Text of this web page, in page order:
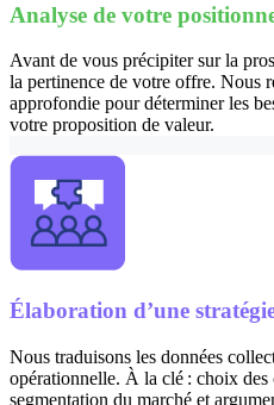
Analyse de votre
Avant de vous précipiter sur la
la pertinence de votre offre. Nous
approfondie pour déterminer les
votre proposition de valeur.
Élaboration d’une
Nous traduisons les données
opérationnelle. À la clé : choix
segmentation du marché et